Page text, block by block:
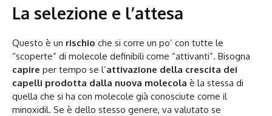
La selezione e l’attesa
Questo è un rischio che si corre un po’ con tutte le
“scoperte” di molecole definibili come “attivanti”. Bisogna
capire per tempo se l’attivazione della crescita dei
capelli prodotta dalla nuova molecola è la stessa di
quella che si ha con molecole già conosciute come il
minoxidil. Se è dello stesso genere, va valutato se